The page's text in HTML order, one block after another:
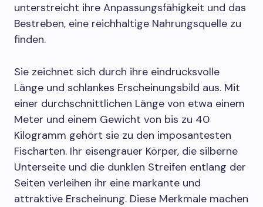
unterstreicht ihre Anpassungsfähigkeit und das
Bestreben, eine reichhaltige Nahrungsquelle zu
finden.
Sie zeichnet sich durch ihre eindrucksvolle
Länge und schlankes Erscheinungsbild aus. Mit
einer durchschnittlichen Länge von etwa einem
Meter und einem Gewicht von bis zu 40
Kilogramm gehört sie zu den imposantesten
Fischarten. Ihr eisengrauer Körper, die silberne
Unterseite und die dunklen Streifen entlang der
Seiten verleihen ihr eine markante und
attraktive Erscheinung. Diese Merkmale machen